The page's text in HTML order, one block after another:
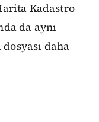
Kadastro
da aynı
daha